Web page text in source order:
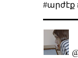
#արժէք